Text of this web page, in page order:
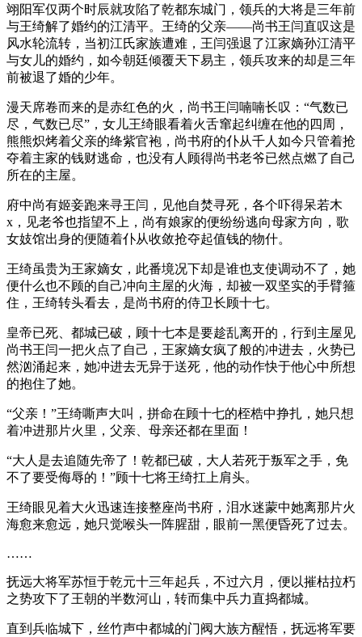
翊阳军仅两个时辰就攻陷了乾都东城门，领兵的大将是三年前
与王绮解了婚约的江清平。王绮的父亲——尚书王闫直叹这是
风水轮流转，当初江氏家族遭难，王闫强退了江家嫡孙江清平
与女儿的婚约，如今朝廷倾覆天下易主，领兵攻来的却是三年
前被退了婚的少年。
漫天席卷而来的是赤红色的火，尚书王闫喃喃长叹：“气数已
尽，气数已尽”，女儿王绮眼看着火舌窜起纠缠在他的四周，
熊熊炽烤着父亲的绛紫官袍，尚书府的仆从千人如今只管着抢
夺着主家的钱财逃命，也没有人顾得尚书老爷已然点燃了自己
所在的主屋。
府中尚有姬妾跑来寻王闫，见他自焚寻死，各个吓得呆若木
x，见老爷也指望不上，尚有娘家的便纷纷逃向母家方向，歌
女妓馆出身的便随着仆从收敛抢夺起值钱的物什。
王绮虽贵为王家嫡女，此番境况下却是谁也支使调动不了，她
便什么也不顾的自己冲向主屋的火海，却被一双坚实的手臂箍
住，王绮转头看去，是尚书府的侍卫长顾十七。
皇帝已死、都城已破，顾十七本是要趁乱离开的，行到主屋见
尚书王闫一把火点了自己，王家嫡女疯了般的冲进去，火势已
然汹涌起来，她冲进去无异于送死，他的动作快于他心中所想
的抱住了她。
“父亲！”王绮嘶声大叫，拼命在顾十七的桎梏中挣扎，她只想
着冲进那片火里，父亲、母亲还都在里面！
“大人是去追随先帝了！乾都已破，大人若死于叛军之手，免
不了要受侮辱的！”顾十七将王绮扛上肩头。
王绮眼见着大火迅速连接整座尚书府，泪水迷蒙中她离那片火
海愈来愈远，她只觉喉头一阵腥甜，眼前一黑便昏死了过去。
……
抚远大将军苏恒于乾元十三年起兵，不过六月，便以摧枯拉朽
之势攻下了王朝的半数河山，转而集中兵力直捣都城。
直到兵临城下，丝竹声中都城的门阀大族方醒悟，抚远将军要